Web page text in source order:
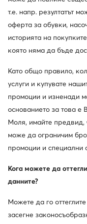
92,03
Salomon
т.е. напр. резултатът
оферта за обувки,
историята на
която няма да бъде
Като общо правило,
услуги и купувате
промоции и изненади
основанието за това е
Моля, имайте предвид,
може да ограничим
промоции и специални
Кога можете да
данните?
Можете да го
засегне